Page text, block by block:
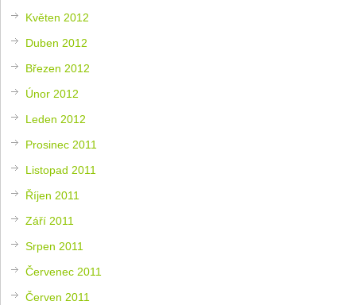
Květen 2012
Duben 2012
Březen 2012
Únor 2012
Leden 2012
Prosinec 2011
Listopad 2011
Říjen 2011
Září 2011
Srpen 2011
Červenec 2011
Červen 2011